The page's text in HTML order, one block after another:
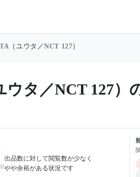
（ユウタ／NCT 127）
ウタ／NCT 127）
出品数に対して閲覧数が少なく
やや余裕がある状況です